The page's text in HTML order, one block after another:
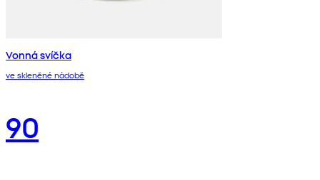
Vonná svíčka
ve skleněné nádobě
90